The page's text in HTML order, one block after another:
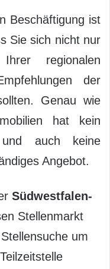
Beschäftigung ist
Sie sich nicht nur
regionalen
der
Genau wie
hat kein
auch keine
Angebot.
Südwestfalen-
Stellenmarkt
um